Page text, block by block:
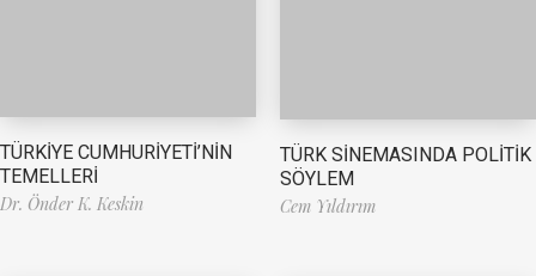
TÜRKİYE CUMHURİYETİ’NİN
TEMELLERİ
Dr. Önder K. Keskin
TÜRK SİNEMASINDA POLİTİK
SÖYLEM
Cem Yıldırım